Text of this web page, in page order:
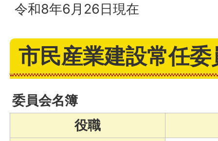
令和8年6月26日現在
市民産業建設常任委
委員会名簿
役職